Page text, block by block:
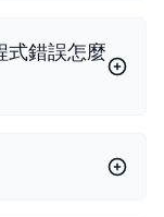
式錯誤怎麼